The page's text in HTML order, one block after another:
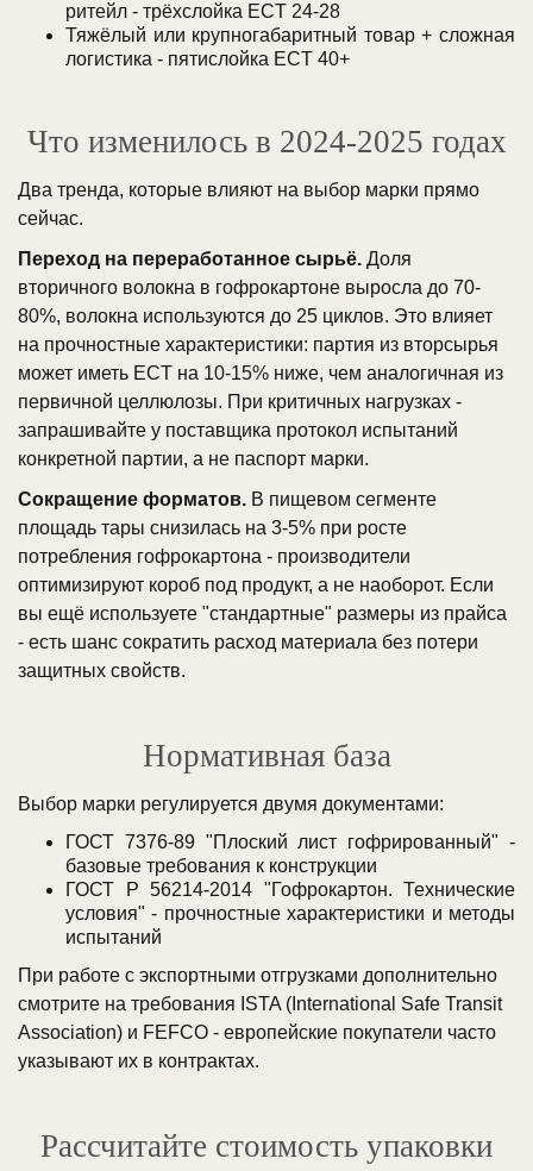
ритейл - трёхслойка ECT 24-28
Тяжёлый или крупногабаритный товар + сложная
логистика - пятислойка ECT 40+
Что изменилось в 2024-2025 годах
Два тренда, которые влияют на выбор марки прямо
сейчас.
Переход на переработанное сырьё. Доля
вторичного волокна в гофрокартоне выросла до 70-
80%, волокна используются до 25 циклов. Это влияет
на прочностные характеристики: партия из вторсырья
может иметь ECT на 10-15% ниже, чем аналогичная из
первичной целлюлозы. При критичных нагрузках -
запрашивайте у поставщика протокол испытаний
конкретной партии, а не паспорт марки.
Сокращение форматов. В пищевом сегменте
площадь тары снизилась на 3-5% при росте
потребления гофрокартона - производители
оптимизируют короб под продукт, а не наоборот. Если
вы ещё используете "стандартные" размеры из прайса
- есть шанс сократить расход материала без потери
защитных свойств.
Нормативная база
Выбор марки регулируется двумя документами:
ГОСТ 7376-89 "Плоский лист гофрированный" -
базовые требования к конструкции
ГОСТ Р 56214-2014 "Гофрокартон. Технические
условия" - прочностные характеристики и методы
испытаний
При работе с экспортными отгрузками дополнительно
смотрите на требования ISTA (International Safe Transit
Association) и FEFCO - европейские покупатели часто
указывают их в контрактах.
Рассчитайте стоимость упаковки